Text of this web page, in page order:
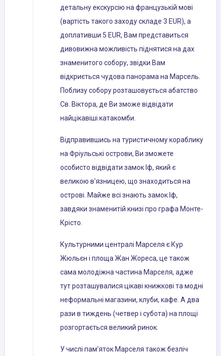
детальну екскурсію на французькій мові
(вартість такого заходу складе 3 EUR), а
доплативши 5 EUR, Вам представиться
дивовижна можливість піднятися на дах
знаменитого собору, звідки Вам
відкриється чудова панорама на Марсель.
Поблизу собору розташовується абатство
Св. Віктора, де Ви зможе відвідати
найцікавіші катакомби.
Відправившись на туристичному кораблику
на Фріульські острови, Ви зможете
особисто відвідати замок Іф, який є
великою в'язницею, що знаходиться на
острові. Майже всі знають замок Іф,
завдяки знаменитій книзі про графа Монте-
Крісто.
Культурними централі Марселя є Кур
Жюльєн і площа Жан Жореса, це також
сама молодіжна частина Марселя, адже
тут розташувалися цікаві книжкові та модні
неформальні магазини, клуби, кафе. А два
рази в тиждень (четвер і субота) на площі
розгортається великий ринок.
У числі пам'яток Марселя також безліч